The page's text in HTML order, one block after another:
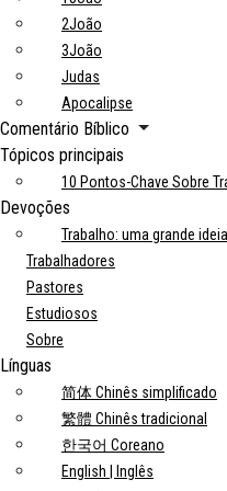
2João
3João
Judas
Apocalipse
Comentário Bíblico
Tópicos principais
10 Pontos-Chave Sobre
Devoções
Trabalho: uma grande
Trabalhadores
Pastores
Estudiosos
Sobre
Línguas
简体 Chinês simplificado
繁體 Chinês tradicional
한국어 Coreano
English | Inglês